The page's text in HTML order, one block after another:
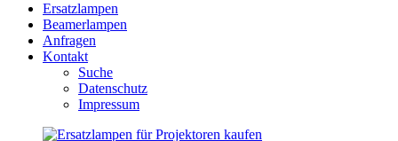
Ersatzlampen
Beamerlampen
Anfragen
Kontakt
Suche
Datenschutz
Impressum